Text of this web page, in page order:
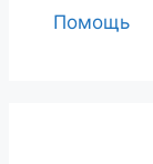
Помощь